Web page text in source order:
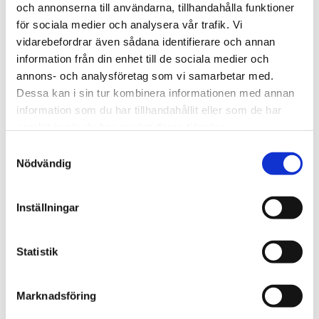
och annonserna till användarna, tillhandahålla funktioner
för sociala medier och analysera vår trafik. Vi
vidarebefordrar även sådana identifierare och annan
information från din enhet till de sociala medier och
annons- och analysföretag som vi samarbetar med.
Dessa kan i sin tur kombinera informationen med annan
information som du har tillhandahållit eller som de har
Nödvändig
Inställningar
Statistik
Marknadsföring
Vardag
Fem koppar kaffe om
dagen kan minska cancer­
risken